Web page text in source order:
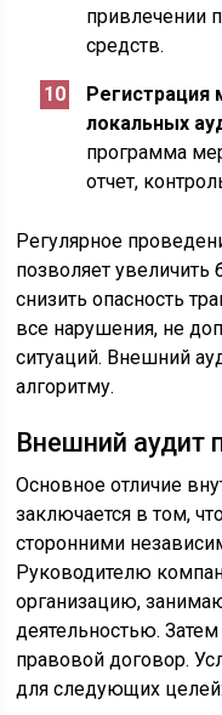
привлечении
средств.
Регистрация
локальных
программа
отчет,
Регулярное
позволяет увеличить
снизить опасность
все нарушения, не
ситуаций. Внешний
алгоритму.
Внешний аудит
Основное отличие
заключается в том,
сторонними
Руководителю
организацию,
деятельностью.
правовой договор.
для следующих целей: